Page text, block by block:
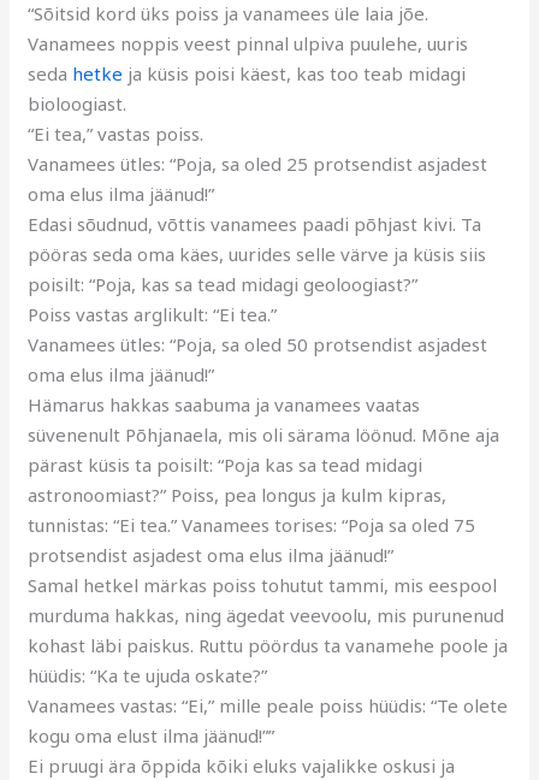
“Sõitsid kord üks poiss ja vanamees üle laia jõe.
Vanamees noppis veest pinnal ulpiva puulehe, uuris
seda hetke ja küsis poisi käest, kas too teab midagi
bioloogiast.
“Ei tea,” vastas poiss.
Vanamees ütles: “Poja, sa oled 25 protsendist asjadest
oma elus ilma jäänud!”
Edasi sõudnud, võttis vanamees paadi põhjast kivi. Ta
pööras seda oma käes, uurides selle värve ja küsis siis
poisilt: “Poja, kas sa tead midagi geoloogiast?”
Poiss vastas arglikult: “Ei tea.”
Vanamees ütles: “Poja, sa oled 50 protsendist asjadest
oma elus ilma jäänud!”
Hämarus hakkas saabuma ja vanamees vaatas
süvenenult Põhjanaela, mis oli särama löönud. Mõne aja
pärast küsis ta poisilt: “Poja kas sa tead midagi
astronoomiast?” Poiss, pea longus ja kulm kipras,
tunnistas: “Ei tea.” Vanamees torises: “Poja sa oled 75
protsendist asjadest oma elus ilma jäänud!”
Samal hetkel märkas poiss tohutut tammi, mis eespool
murduma hakkas, ning ägedat veevoolu, mis purunenud
kohast läbi paiskus. Ruttu pöördus ta vanamehe poole ja
hüüdis: “Ka te ujuda oskate?”
Vanamees vastas: “Ei,” mille peale poiss hüüdis: “Te olete
kogu oma elust ilma jäänud!””
Ei pruugi ära õppida kõiki eluks vajalikke oskusi ja